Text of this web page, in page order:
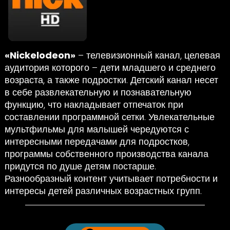
«Nickelodeon» – телевизионный канал, целевая
аудитория которого – дети младшего и среднего
возраста, а также подростки. Детский канал несет
в себе развлекательную и познавательную
функцию, что накладывает отпечаток при
составлении программной сетки. Увлекательные
мультфильмы для малышей чередуются с
интересными передачами для подростков,
программы собственного производства канала
придутся по душе детям постарше.
Разнообразный контент учитывает потребности и
интересы детей различных возрастных групп.